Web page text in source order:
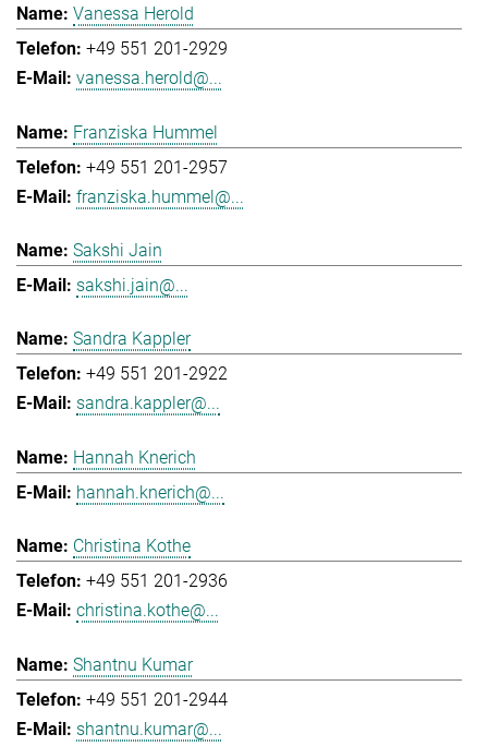
Vanessa Herold
+49 551 201-2929
vanessa.herold@...
Franziska Hummel
+49 551 201-2957
franziska.hummel@...
Sakshi Jain
sakshi.jain@...
Sandra Kappler
+49 551 201-2922
sandra.kappler@...
Hannah Knerich
hannah.knerich@...
Christina Kothe
+49 551 201-2936
christina.kothe@...
Shantnu Kumar
+49 551 201-2944
shantnu.kumar@...